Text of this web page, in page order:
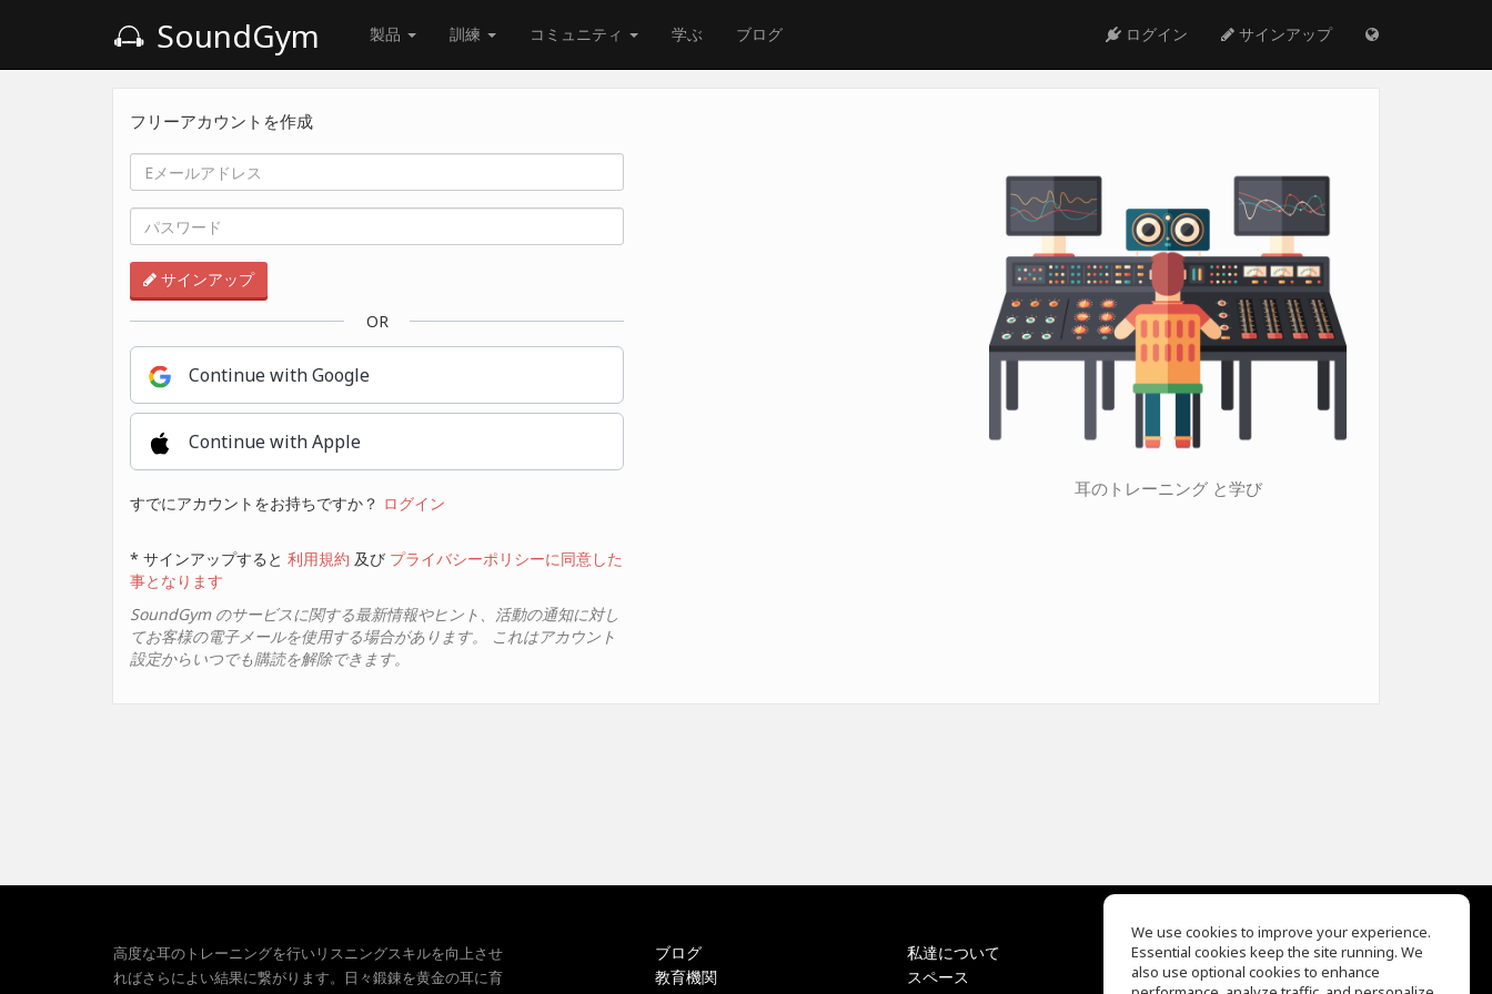
SoundGym 製品 訓練 コミュニティ 学ぶ ブログ ログイン サインアップ
フリーアカウントを作成
サインアップ
OR
Continue with Google
Continue with Apple
すでにアカウントをお持ちですか？ ログイン
* サインアップすると 利用規約 及び プライバシーポリシーに同意した
事となります
SoundGym のサービスに関する最新情報やヒント、活動の通知に対し
てお客様の電子メールを使用する場合があります。 これはアカウント
設定からいつでも購読を解除できます。
耳のトレーニング と学び
高度な耳のトレーニングを行いリスニングスキルを向上させ
ればさらによい結果に繋がります。日々鍛錬を黄金の耳に育
ブログ
教育機関
私達について
スペース
EQ Ear Training
Drum Machine
We use cookies to improve your experience.
Essential cookies keep the site running. We
also use optional cookies to enhance